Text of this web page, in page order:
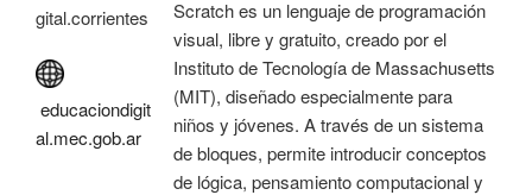
Scratch es un lenguaje de programación
visual, libre y gratuito, creado por el
Instituto de Tecnología de Massachusetts
(MIT), diseñado especialmente para
niños y jóvenes. A través de un sistema
de bloques, permite introducir conceptos
de lógica, pensamiento computacional y
gital.corrientes
educaciondigit
al.mec.gob.ar